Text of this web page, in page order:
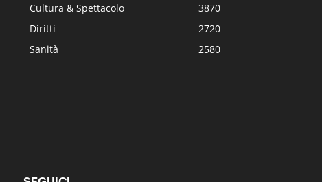
Cultura & Spettacolo
3870
Diritti
2720
Sanità
2580